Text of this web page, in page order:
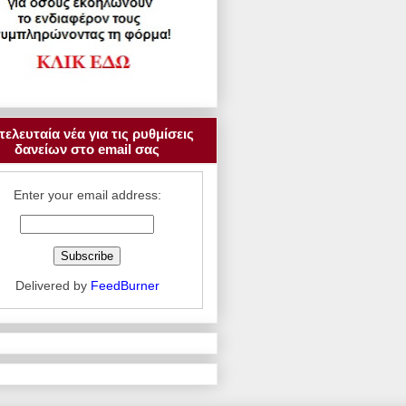
νέα για τις ρυθμίσεις
δανείων στο email σας
Enter your email address:
Delivered by FeedBurner